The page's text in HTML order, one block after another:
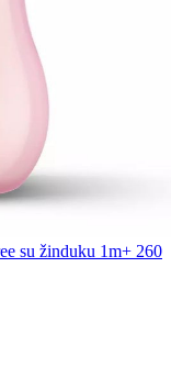
su žinduku 1m+ 260